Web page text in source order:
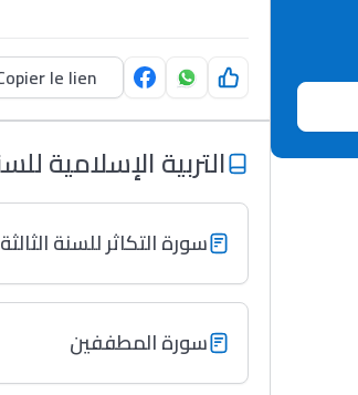
le lien
التربية الإسلامية
سورة التكاثر للسنة
سورة المطففين